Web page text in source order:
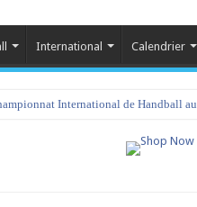
International Calendrier
International de Handball
: programme et liste des joueurs